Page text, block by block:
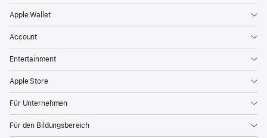
Apple Wallet
Account
Entertainment
Apple Store
Für Unternehmen
Für den Bildungsbereich